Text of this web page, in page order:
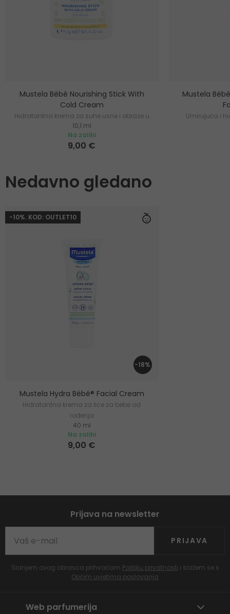
Mustela Bébé Nourishing Stick With
Cold Cream
Hidratantna krema za suhe usne i obraze u
stiku
10,1 ml
Na zalihi
9,00 €
Mustela
Umirujuća i
Nedavno gledano
-10%. KOD: OUTLET10
-18%
Mustela Hydra Bébé® Facial Cream
Hidratantna krema za lice za bebe od
rođenja
40 ml
Na zalihi
9,00 €
Prijava na newsletter
PRIJAVA
Slanjem ovog obrasca prihvaćam Politiku privatnosti i slažem se s
Općim uvjetima poslovanja
Web parfumerija